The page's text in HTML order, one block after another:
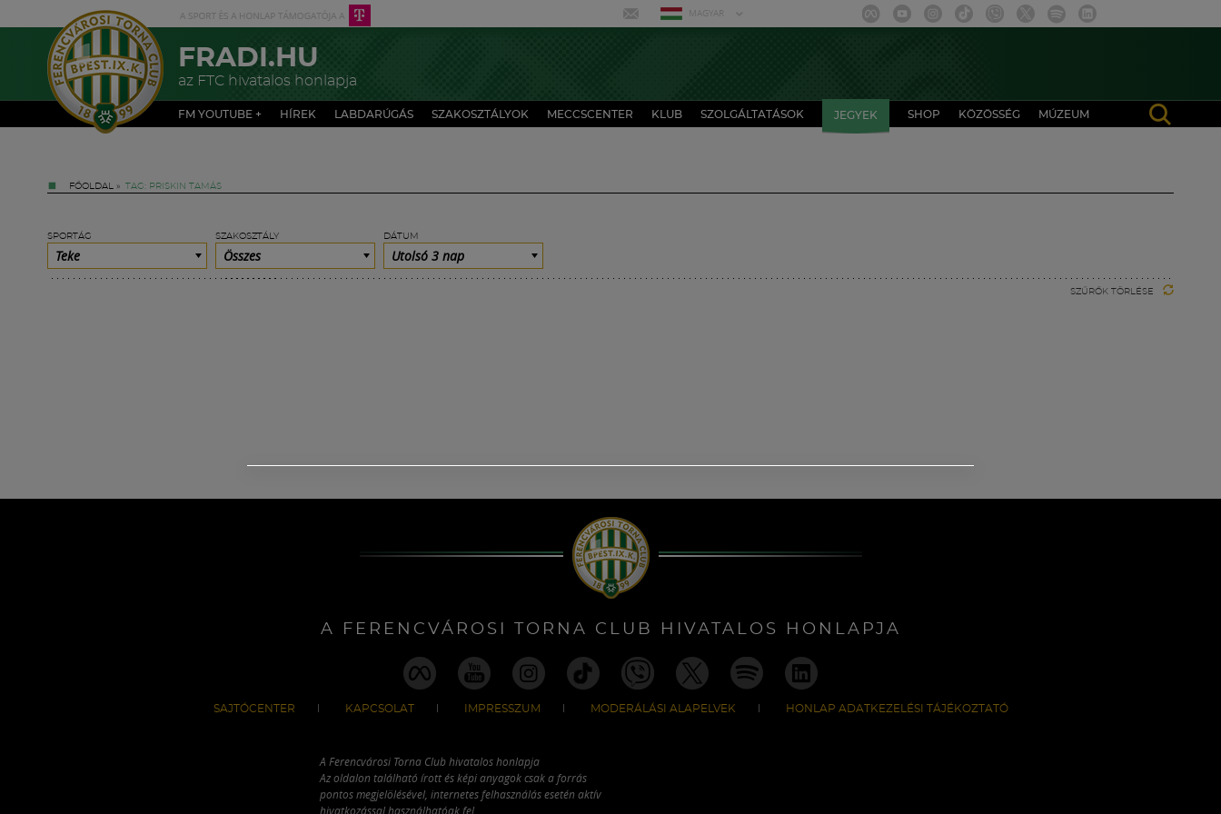
MAGYAR
FRADI.HU
az FTC hivatalos honlapja
FM YOUTUBE + HÍREK LABDARÚGÁS SZAKOSZTÁLYOK MECCSCENTER KLUB SZOLGÁLTATÁSOK JEGYEK SHOP KÖZÖSSÉG MÚZEUM
FŐOLDAL » TAG: PRISKIN TAMÁS
SPORTÁG
Teke
SZAKOSZTÁLY
Összes
DÁTUM
Utolsó 3 nap
SZŰRŐK TÖRLÉSE
A FERENCVÁROSI TORNA CLUB HIVATALOS HONLAPJA
SAJTÓCENTER KAPCSOLAT IMPRESSZUM MODERÁLÁSI ALAPELVEK HONLAP ADATKEZELÉSI TÁJÉKOZTATÓ
A Ferencvárosi Torna Club hivatalos honlapja
Az oldalon található írott és képi anyagok csak a forrás
pontos megjelölésével, internetes felhasználás esetén aktív
hivatkozással használhatóak fel.